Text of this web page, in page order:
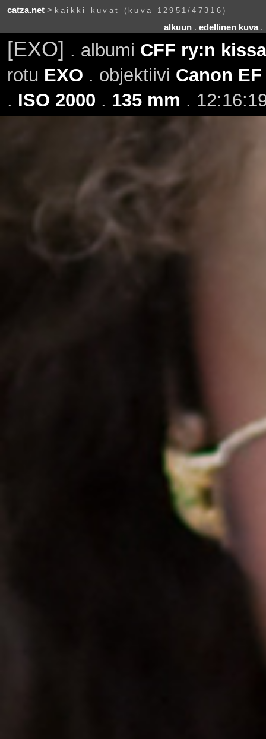
catza.net> kaikki kuvat (kuva 12951/47316)
alkuun. edellinen kuva.
[EXO] . albumi CFF ry:n
rotu EXO . objektiivi Canon
. ISO 2000 . 135 mm .